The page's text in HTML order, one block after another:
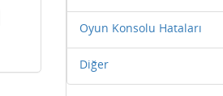
Oyun Konsolu Hataları
Diğer